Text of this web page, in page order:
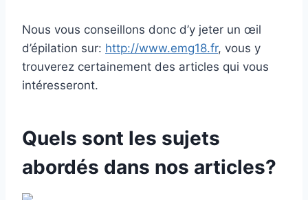
Nous vous conseillons donc d’y jeter un œil
d’épilation sur: http://www.emg18.fr, vous y
trouverez certainement des articles qui vous
intéresseront.
Quels sont les sujets
abordés dans nos articles?